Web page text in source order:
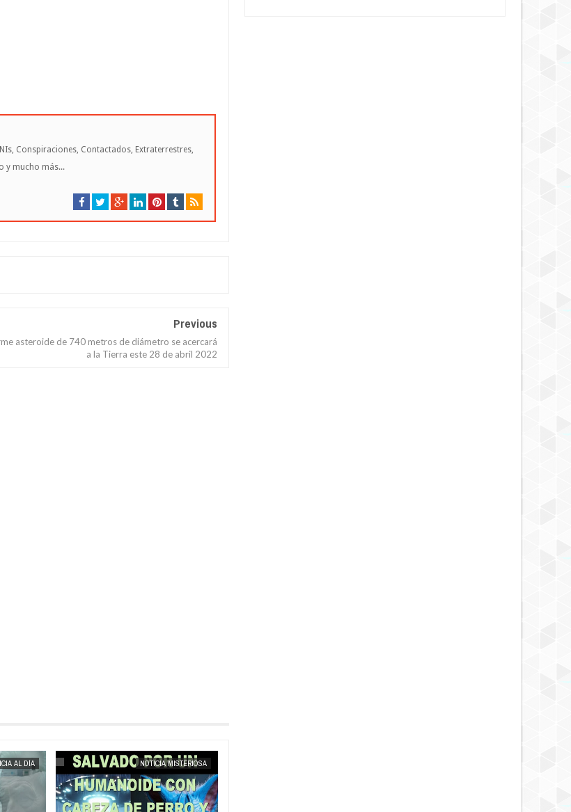
Conspiraciones, Contactados, Extraterrestres,
y mucho más...
Previous
asteroide de 740 metros de diámetro se acercará
a la Tierra este 28 de abril 2022
MAY
AL DÍA NOTICIA MISTERIOSA